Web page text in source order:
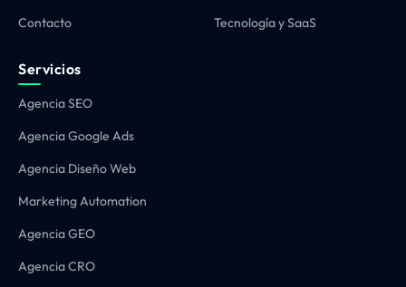
Contacto
Servicios
Agencia SEO
Agencia Google Ads
Agencia Diseño Web
Marketing Automation
Agencia GEO
Agencia CRO
Tecnología y SaaS